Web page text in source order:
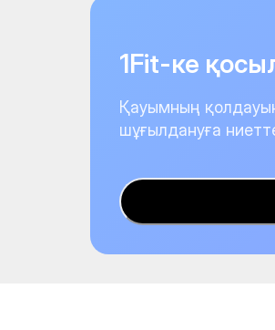
1Fit-ке
Қауымның
шұғылдануға